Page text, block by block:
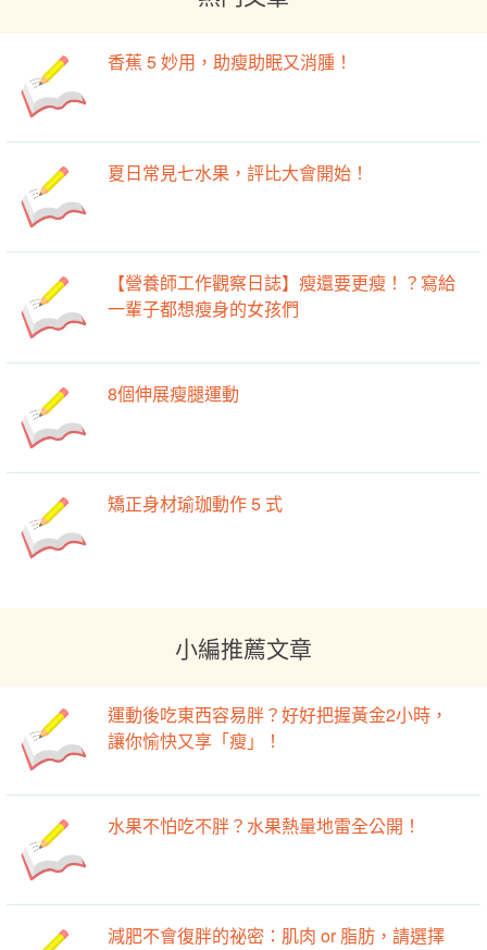
香蕉 5 妙用，助瘦助眠又消腫！
夏日常見七水果，評比大會開始！
【營養師工作觀察日誌】瘦還要更瘦！？寫給
一輩子都想瘦身的女孩們
8個伸展瘦腿運動
矯正身材瑜珈動作 5 式
小編推薦文章
運動後吃東西容易胖？好好把握黃金2小時，
讓你愉快又享「瘦」！
水果不怕吃不胖？水果熱量地雷全公開！
減肥不會復胖的祕密：肌肉 or 脂肪，請選擇